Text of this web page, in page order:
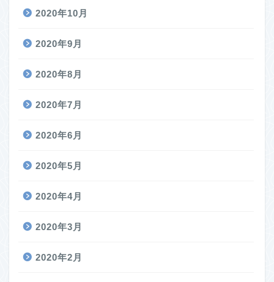
2020年10月
2020年9月
2020年8月
2020年7月
2020年6月
2020年5月
2020年4月
2020年3月
2020年2月